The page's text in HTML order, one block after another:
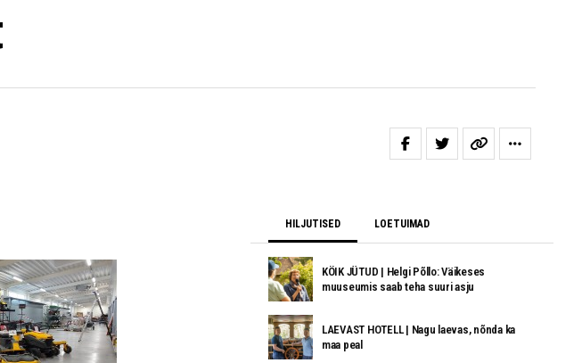
HILJUTISED LOETUIMAD
KÖIK JÜTUD | Helgi Põllo: Väikeses
muuseumis saab teha suuri asju
LAEVAST HOTELL | Nagu laevas, nõnda ka
maa peal